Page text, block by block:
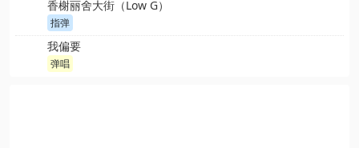
香榭丽舍大街（Low G）
指弹
我偏要
弹唱